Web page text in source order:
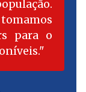
para o